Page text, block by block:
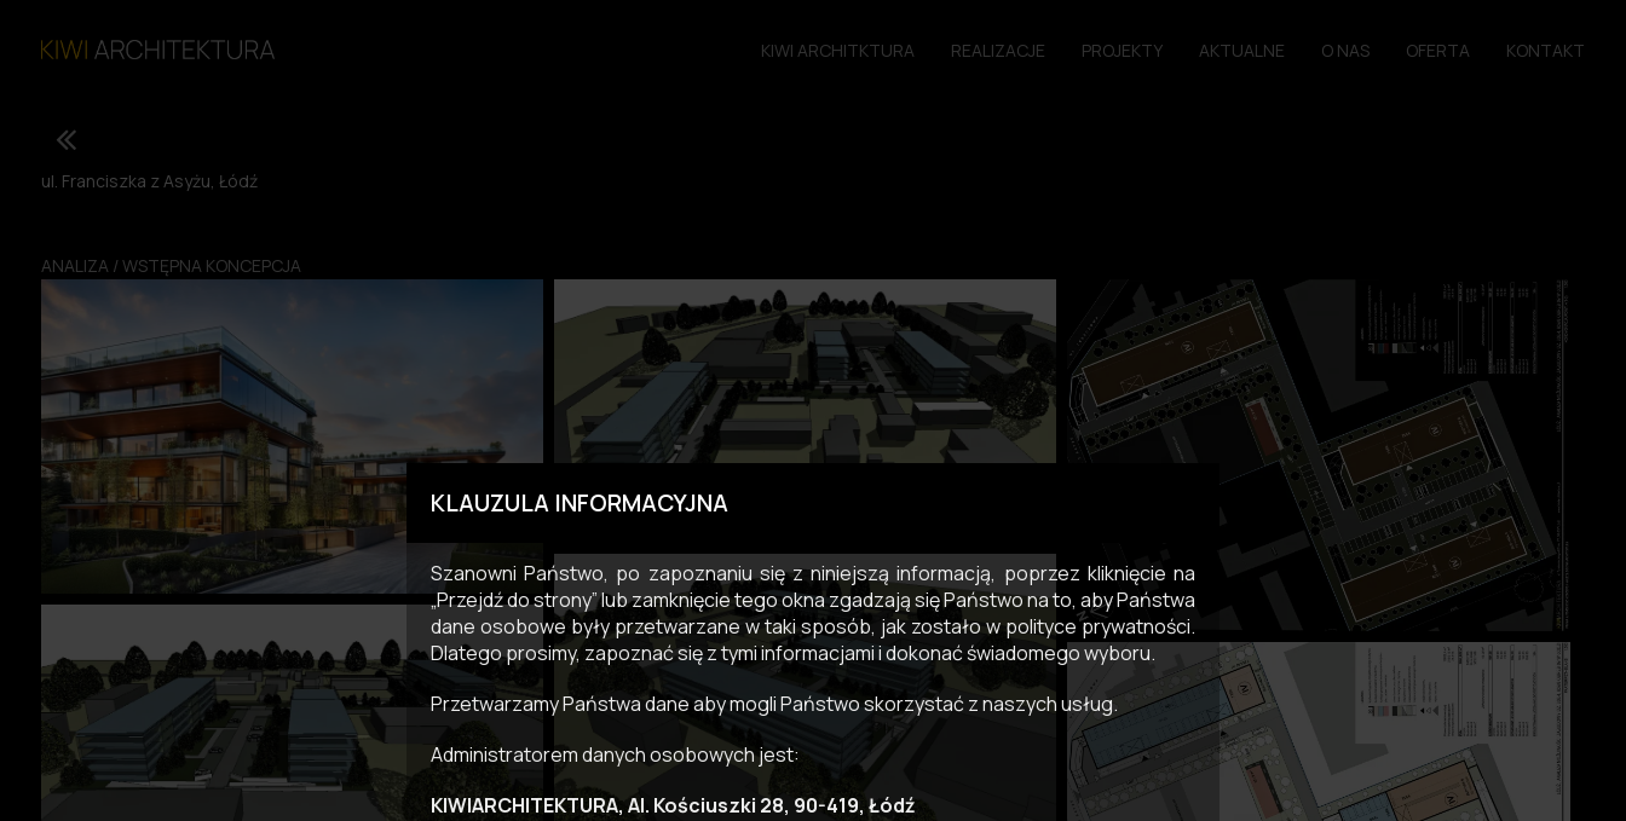
KIWI ARCHITKTURA REALIZACJE PROJEKTY AKTUALNE O NAS OFERTA KONTAKT
ul. Franciszka z Asyżu, Łódź
ANALIZA / WSTĘPNA KONCEPCJA
KLAUZULA INFORMACYJNA
Szanowni Państwo, po zapoznaniu się z niniejszą informacją, poprzez kliknięcie na
„Przejdź do strony” lub zamknięcie tego okna zgadzają się Państwo na to, aby Państwa
dane osobowe były przetwarzane w taki sposób, jak zostało w polityce prywatności.
Dlatego prosimy, zapoznać się z tymi informacjami i dokonać świadomego wyboru.
Przetwarzamy Państwa dane aby mogli Państwo skorzystać z naszych usług.
Administratorem danych osobowych jest:
KIWIARCHITEKTURA, Al. Kościuszki 28, 90-419, Łódź